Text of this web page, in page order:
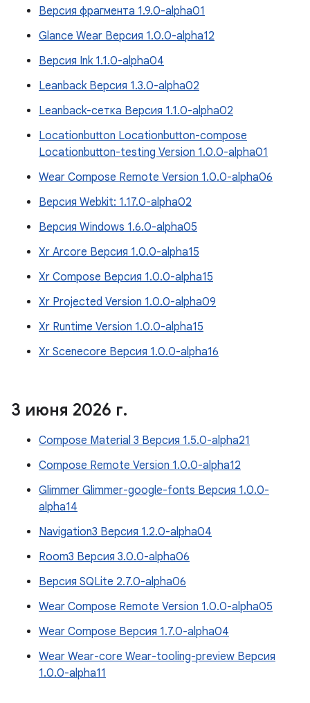
Версия фрагмента 1.9.0-alpha01
Glance Wear Версия 1.0.0-alpha12
Версия Ink 1.1.0-alpha04
Leanback Версия 1.3.0-alpha02
Leanback-сетка Версия 1.1.0-alpha02
Locationbutton Locationbutton-compose
Locationbutton-testing Version 1.0.0-alpha01
Wear Compose Remote Version 1.0.0-alpha06
Версия Webkit: 1.17.0-alpha02
Версия Windows 1.6.0-alpha05
Xr Arcore Версия 1.0.0-alpha15
Xr Compose Версия 1.0.0-alpha15
Xr Projected Version 1.0.0-alpha09
Xr Runtime Version 1.0.0-alpha15
Xr Scenecore Версия 1.0.0-alpha16
3 июня 2026 г.
Compose Material 3 Версия 1.5.0-alpha21
Compose Remote Version 1.0.0-alpha12
Glimmer Glimmer-google-fonts Версия 1.0.0-
alpha14
Navigation3 Версия 1.2.0-alpha04
Room3 Версия 3.0.0-alpha06
Версия SQLite 2.7.0-alpha06
Wear Compose Remote Version 1.0.0-alpha05
Wear Compose Версия 1.7.0-alpha04
Wear Wear-core Wear-tooling-preview Версия
1.0.0-alpha11